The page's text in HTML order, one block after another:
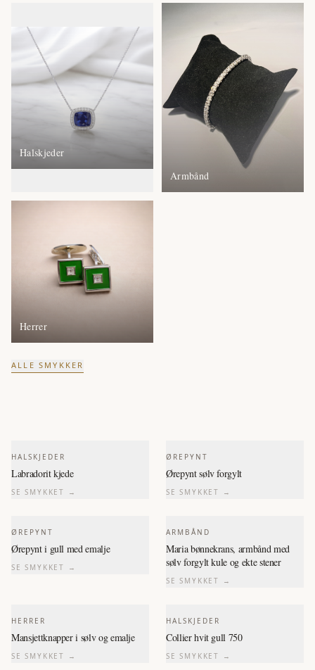
Halskjeder
Armbånd
Herrer
ALLE SMYKKER
HALSKJEDER
Labradorit kjede
SE SMYKKET →
ØREPYNT
Ørepynt sølv forgylt
SE SMYKKET →
ØREPYNT
Ørepynt i gull med emalje
SE SMYKKET →
ARMBÅND
Maria bønnekrans, armbånd med
sølv forgylt kule og ekte stener
SE SMYKKET →
HERRER
Mansjettknapper i sølv og emalje
SE SMYKKET →
HALSKJEDER
Collier hvit gull 750
SE SMYKKET →